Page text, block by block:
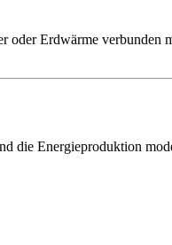
oder Erdwärme verbunden
die Energieproduktion